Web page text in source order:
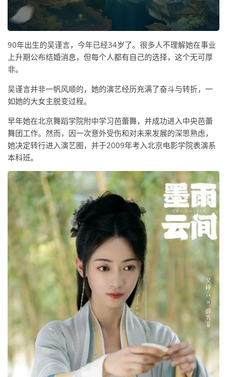
90年出生的吴谨言，今年已经34岁了。很多人不理解她在事业
上升期公布结婚消息，但每个人都有自己的选择，这个无可厚
非。
吴谨言并非一帆风顺的，她的演艺经历充满了奋斗与转折，一
如她的大女主脱变过程。
早年她在北京舞蹈学院附中学习芭蕾舞，并成功进入中央芭蕾
舞团工作。然而，因一次意外受伤和对未来发展的深思熟虑，
她决定转行进入演艺圈，并于2009年考入北京电影学院表演系
本科班。